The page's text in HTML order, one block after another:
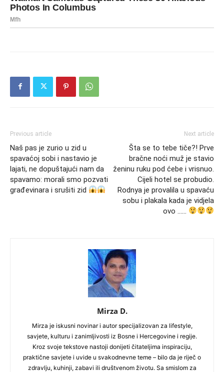
Previous article
Naš pas je zurio u zid u
spavaćoj sobi i nastavio je
lajati, ne dopuštajući nam da
spavamo: morali smo pozvati
građevinara i srušiti zid
Next article
Šta se to tebe tiče?! Prve
bračne noći muž je stavio
ženinu ruku pod ćebe i vrisnuo.
Cijeli hotel se probudio.
Rodnya je provalila u spavaću
sobu i plakala kada je vidjela
ovo ……
Mirza D.
Mirza je iskusni novinar i autor specijalizovan za lifestyle,
savjete, kulturu i zanimljivosti iz Bosne i Hercegovine i regije.
Kroz svoje tekstove nastoji donijeti čitateljima inspiraciju,
praktične savjete i uvide u svakodnevne teme – bilo da je riječ o
zdravlju, kuhinji, zabavi ili društvenom životu. Sa smislom za